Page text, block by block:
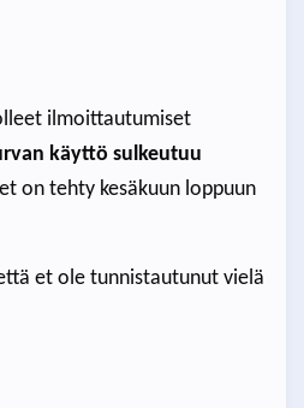
ilmoittautumiset
käyttö sulkeutuu
on tehty kesäkuun loppuun
et ole tunnistautunut vielä